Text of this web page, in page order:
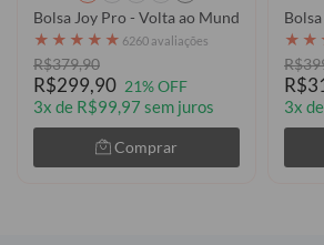
Bolsa Joy Pro - Volta ao Mundo
★ ★ ★ ★ ★ 6260 avaliações
R$379,90
R$299,90 21% OFF
3x de R$99,97 sem juros
Comprar
★ ★
3x